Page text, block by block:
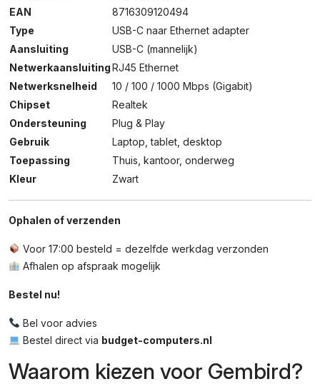
EAN
8716309120494
Type
USB-C naar Ethernet adapter
Aansluiting
USB-C (mannelijk)
NetwerkaansluitingRJ45 Ethernet
Netwerksnelheid
10 / 100 / 1000 Mbps (Gigabit)
Chipset
Realtek
Ondersteuning
Plug & Play
Gebruik
Laptop, tablet, desktop
Toepassing
Thuis, kantoor, onderweg
Kleur
Zwart
Ophalen of verzenden
Voor 17:00 besteld = dezelfde werkdag verzonden
Afhalen op afspraak mogelijk
Bestel nu!
Bel voor advies
Bestel direct via budget-computers.nl
Waarom kiezen voor Gembird?